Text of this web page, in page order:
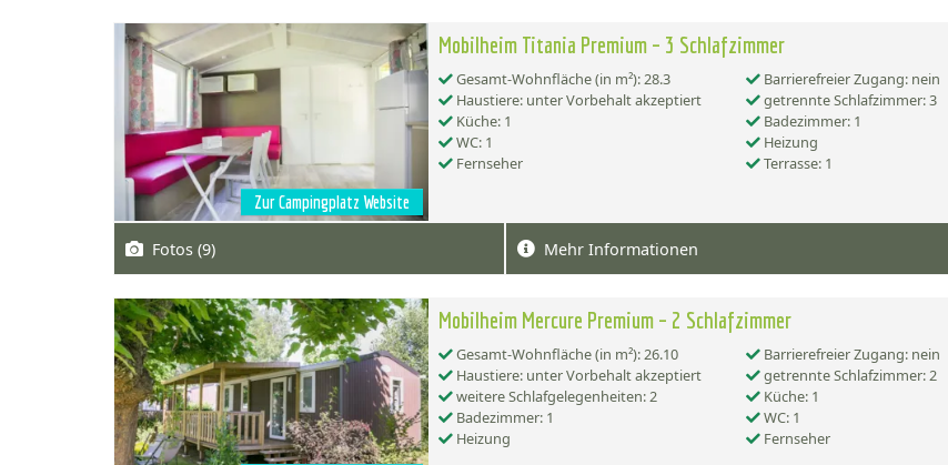
Zur Campingplatz Website
Mobilheim Titania Premium – 3 Schlafzimmer
Gesamt-Wohnfläche (in m²): 28.3
Barrierefreier Zugang: nein
Haustiere: unter Vorbehalt akzeptiert
getrennte Schlafzimmer: 3
Küche: 1
Badezimmer: 1
WC: 1
Heizung
Fernseher
Terrasse: 1
Fotos (9) Mehr Informationen
Mobilheim Mercure Premium – 2 Schlafzimmer
Gesamt-Wohnfläche (in m²): 26.10
Barrierefreier Zugang: nein
Haustiere: unter Vorbehalt akzeptiert
getrennte Schlafzimmer: 2
weitere Schlafgelegenheiten: 2
Küche: 1
Badezimmer: 1
WC: 1
Heizung
Fernseher